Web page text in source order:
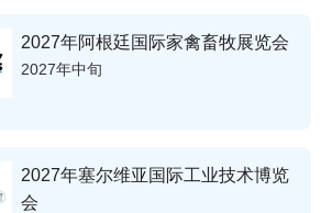
2027年阿根廷国际家禽畜牧展览会
2027年中旬
2027年塞尔维亚国际工业技术博览
会